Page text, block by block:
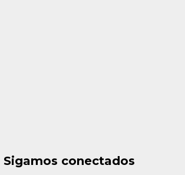
Sigamos conectados